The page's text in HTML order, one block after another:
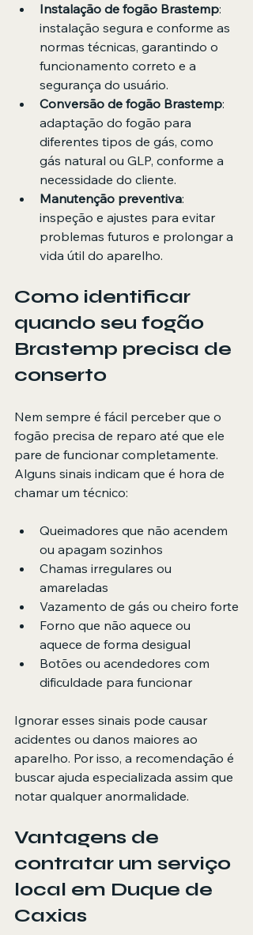
Instalação de fogão Brastemp:
instalação segura e conforme as
normas técnicas, garantindo o
funcionamento correto e a
segurança do usuário.
Conversão de fogão Brastemp:
adaptação do fogão para
diferentes tipos de gás, como
gás natural ou GLP, conforme a
necessidade do cliente.
Manutenção preventiva:
inspeção e ajustes para evitar
problemas futuros e prolongar a
vida útil do aparelho.
Como identificar
quando seu fogão
Brastemp precisa de
conserto
Nem sempre é fácil perceber que o
fogão precisa de reparo até que ele
pare de funcionar completamente.
Alguns sinais indicam que é hora de
chamar um técnico:
Queimadores que não acendem
ou apagam sozinhos
Chamas irregulares ou
amareladas
Vazamento de gás ou cheiro forte
Forno que não aquece ou
aquece de forma desigual
Botões ou acendedores com
dificuldade para funcionar
Ignorar esses sinais pode causar
acidentes ou danos maiores ao
aparelho. Por isso, a recomendação é
buscar ajuda especializada assim que
notar qualquer anormalidade.
Vantagens de
contratar um serviço
local em Duque de
Caxias